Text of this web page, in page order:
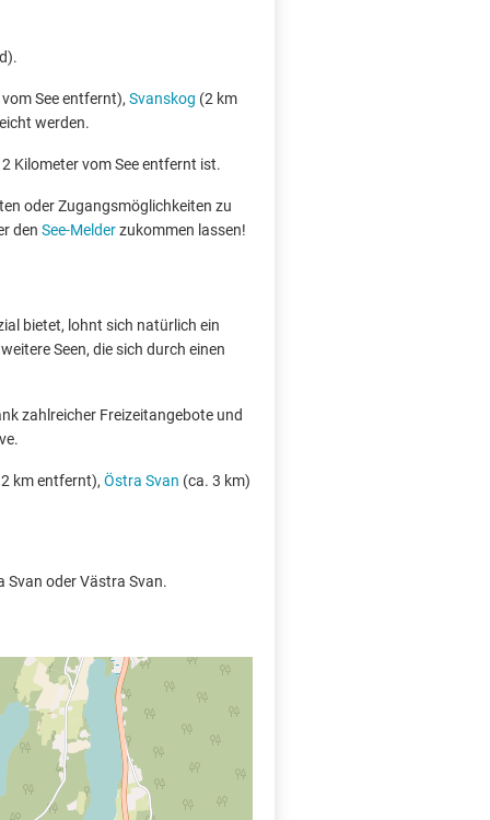
See entfernt), Svanskog (2 km
werden.
Kilometer vom See entfernt ist.
oder Zugangsmöglichkeiten zu
den See-Melderzukommen lassen!
bietet, lohnt sich natürlich ein
Seen, die sich durch einen
zahlreicher Freizeitangebote und
km entfernt), Östra Svan (ca. 3 km)
Svan oder Västra Svan.